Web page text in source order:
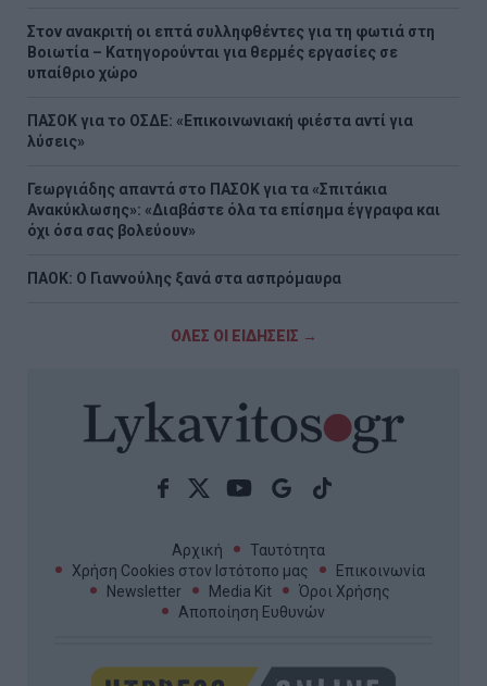
Στον ανακριτή οι επτά συλληφθέντες για τη φωτιά στη
Βοιωτία – Κατηγορούνται για θερμές εργασίες σε
υπαίθριο χώρο
ΠΑΣΟΚ για το ΟΣΔΕ: «Επικοινωνιακή φιέστα αντί για
λύσεις»
Γεωργιάδης απαντά στο ΠΑΣΟΚ για τα «Σπιτάκια
Ανακύκλωσης»: «Διαβάστε όλα τα επίσημα έγγραφα και
όχι όσα σας βολεύουν»
ΠΑΟΚ: Ο Γιαννούλης ξανά στα ασπρόμαυρα
ΟΛΕΣ ΟΙ ΕΙΔΗΣΕΙΣ →
Αρχική
Ταυτότητα
Χρήση Cookies στον Ιστότοπο μας
Επικοινωνία
Newsletter
Media Kit
Όροι Χρήσης
Αποποίηση Ευθυνών